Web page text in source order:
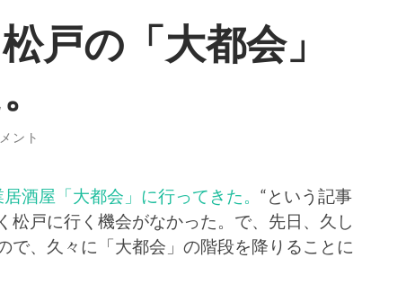
戸の「大都会」
ント
酒屋「大都会」に行ってきた。 “という記事
松戸に行く機会がなかった。で、先日、久し
で、久々に「大都会」の階段を降りることに